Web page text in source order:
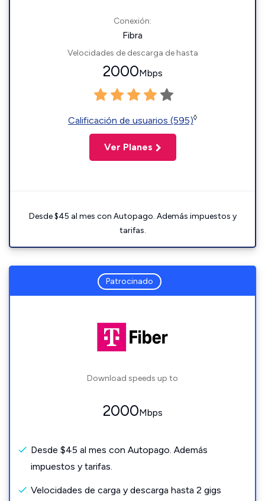
Conexión:
Fibra
Velocidades de descarga de hasta
2000Mbps
Calificación de usuarios (595)◊
Ver Planes
Desde $45 al mes con Autopago. Además impuestos y
tarifas.
Patrocinado
Download speeds up to
2000Mbps
Desde $45 al mes con Autopago. Además
impuestos y tarifas.
Velocidades de carga y descarga hasta 2 gigs